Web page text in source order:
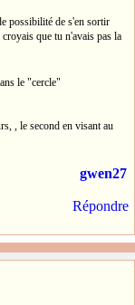
possibilité de s'en sortir
que tu n'avais pas la
le "cercle"
, le second en visant au
gwen27
Répondre